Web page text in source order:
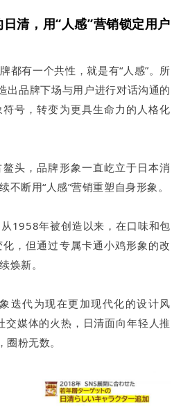
清，用“人感”营销锁定用户
都有一个共性，就是有“人感”。所
出品牌下场与用户进行对话沟通的
号，转变为更具生命力的人格化
头，品牌形象一直屹立于日本消
不断用“人感”营销重塑自身形象。
1958年被创造以来，在口味和包
，但通过专属卡通小鸡形象的改
焕新。
迭代为现在更加现代化的设计风
媒体的火热，日清面向年轻人推
圈粉无数。